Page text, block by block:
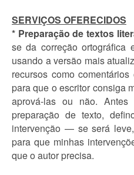
SERVIÇOS OFERECIDOS
* Preparação de textos
se da correção ortográfica
usando a versão mais
recursos como
para que o escritor consiga
aprová-las ou não.
preparação de texto,
intervenção — se será
para que minhas
que o autor precisa.